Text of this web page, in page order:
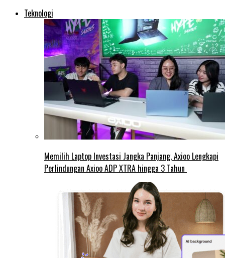
Teknologi
Memilih Laptop Investasi Jangka Panjang, Axioo Lengkapi
Perlindungan Axioo ADP XTRA hingga 3 Tahun